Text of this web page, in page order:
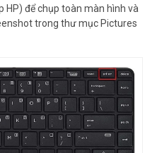
HP) để chụp toàn màn hình và
trong thư mục Pictures